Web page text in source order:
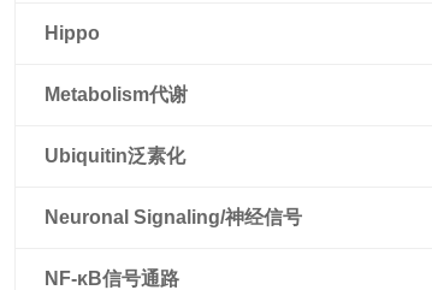
Hippo
Metabolism代谢
Ubiquitin泛素化
Neuronal Signaling/神经信号
NF-κB信号通路